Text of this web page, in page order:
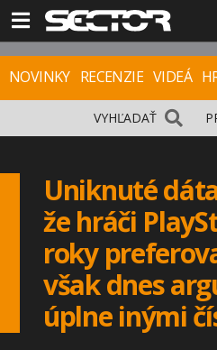
NOVINKY RECENZIE VIDEÁ
VYHĽADAŤ
Uniknuté
že hráči
roky
však dnes
úplne inými